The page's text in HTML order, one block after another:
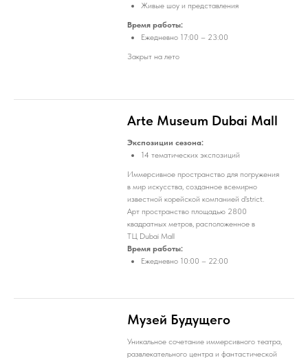
Живые шоу и представления
Время работы:
​​​​Ежедневно 17:00 – 23:00
Закрыт на лето
Arte Museum Dubai Mall
Экспозиции сезона:
14 тематических экспозиций
Иммерсивное пространство для погружения
в мир искусства, созданное всемирно
известной корейской компанией d'strict.
Арт пространство площадью 2800
квадратных метров, расположенное в
ТЦ Dubai Mall
Время работы:
Ежедневно 10:00 – 22:00
Mузей Будущего
Уникальное сочетание иммерсивного театра,
развлекательного центра и фантастической